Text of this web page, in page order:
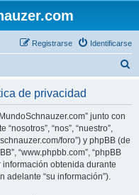
Identificarse
Registrarse
de privacidad
junto con
“nos”, “nuestro”,
foro”) y phpBB (de
“www.phpbb.com”, “phpBB
información obtenida durante
adelante “su información”).